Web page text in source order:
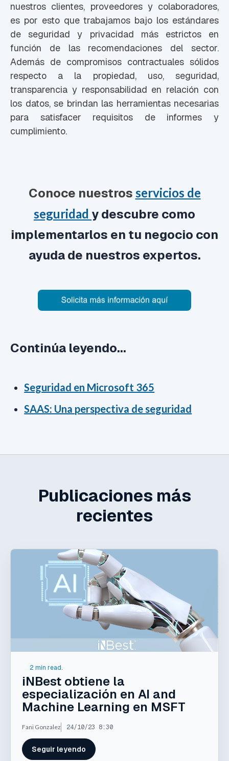
nuestros clientes, proveedores y colaboradores,
es por esto que trabajamos bajo los estándares
de seguridad y privacidad más estrictos en
función de las recomendaciones del sector.
Además de compromisos contractuales sólidos
respecto a la propiedad, uso, seguridad,
transparencia y responsabilidad en relación con
los datos, se brindan las herramientas necesarias
para satisfacer requisitos de informes y
cumplimiento.
Conoce nuestros servicios de
seguridad y descubre como
implementarlos en tu negocio con
ayuda de nuestros expertos.
Continúa leyendo...
Seguridad en Microsoft 365
SAAS: Una perspectiva de seguridad
Publicaciones más
recientes
2 min read.
iNBest obtiene la
especialización en AI and
Machine Learning en MSFT
Fani Gonzalez 24/10/23 8:30
Seguir leyendo